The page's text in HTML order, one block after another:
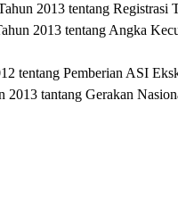
2013 tentang Registrasi
2013 tentang Angka
tentang Pemberian ASI
2013 tantang Gerakan